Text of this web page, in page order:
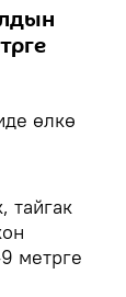
өлкө
тайгак
метрге